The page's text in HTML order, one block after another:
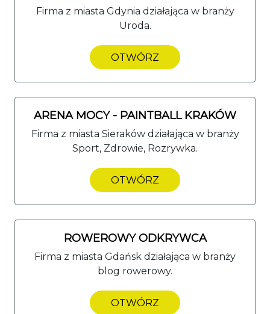
Firma z miasta Gdynia działająca w branży
Uroda.
OTWÓRZ
ARENA MOCY - PAINTBALL KRAKÓW
Firma z miasta Sieraków działająca w branży
Sport, Zdrowie, Rozrywka.
OTWÓRZ
ROWEROWY ODKRYWCA
Firma z miasta Gdańsk działająca w branży
blog rowerowy.
OTWÓRZ